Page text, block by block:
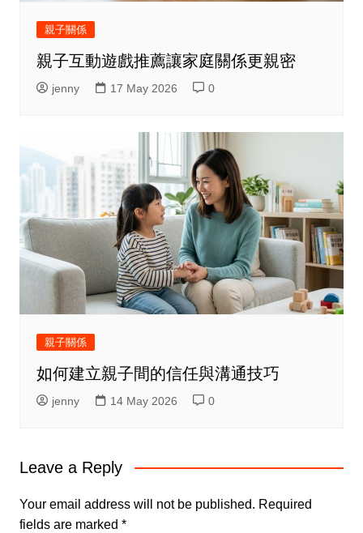
親子關係
親子互動遊戲推薦讓家庭關係更親密
jenny 17 May 2026 0
親子關係
如何建立親子間的信任與溝通技巧
jenny 14 May 2026 0
Leave a Reply
Your email address will not be published. Required
fields are marked *